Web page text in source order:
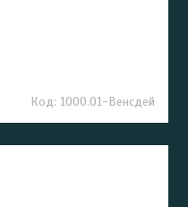
1000.01-Венсдей